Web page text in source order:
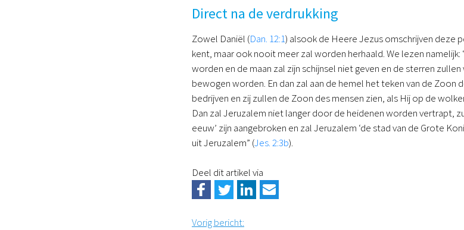
Direct na de verdrukking
Zowel Daniël (Dan. 12:1) alsook de Heere Jezus omschrijven deze
kent, maar ook nooit meer zal worden herhaald. We lezen
worden en de maan zal zijn schijnsel niet geven en de sterren
bewogen worden. En dan zal aan de hemel het teken van de Zoon
bedrijven en zij zullen de Zoon des mensen zien, als Hij op de
Dan zal Jeruzalem niet langer door de heidenen worden vertrapt,
eeuw’ zijn aangebroken en zal Jeruzalem ‘de stad van de Grote
uit Jeruzalem” (Jes. 2:3b).
Deel dit artikel via
Vorig bericht: